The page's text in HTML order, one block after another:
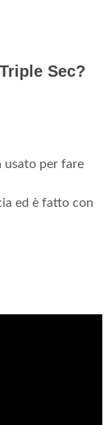
Sec?
usato per fare
ed è fatto con